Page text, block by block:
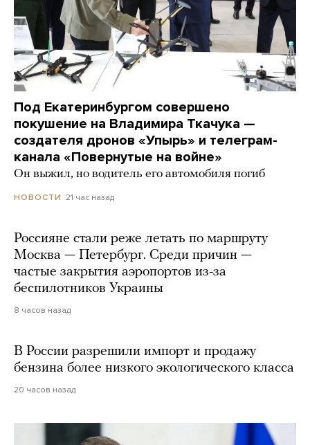
Под Екатеринбургом совершено
покушение на Владимира Ткачука —
создателя дронов «Упырь» и телеграм-
канала «Повернутые на войне»
Он выжил, но водитель его автомобиля погиб
НОВОСТИ 21 час назад
Россияне стали реже летать по маршруту
Москва — Петербург. Среди причин —
частые закрытия аэропортов из-за
беспилотников Украины
8 часов назад
В России разрешили импорт и продажу
бензина более низкого экологического класса
20 часов назад